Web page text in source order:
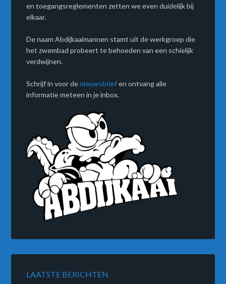
en toegangsreglementen zetten we even duidelijk bij
elkaar.
De naam Abdijkaaimannen stamt uit de werkgroep die
het zwembad probeert te behoeden van een schielijk
verdwijnen.
Schrijf in voor denieuwsbriefen ontvang alle
informatie meteen in je inbox.
LAATSTE BERICHTEN